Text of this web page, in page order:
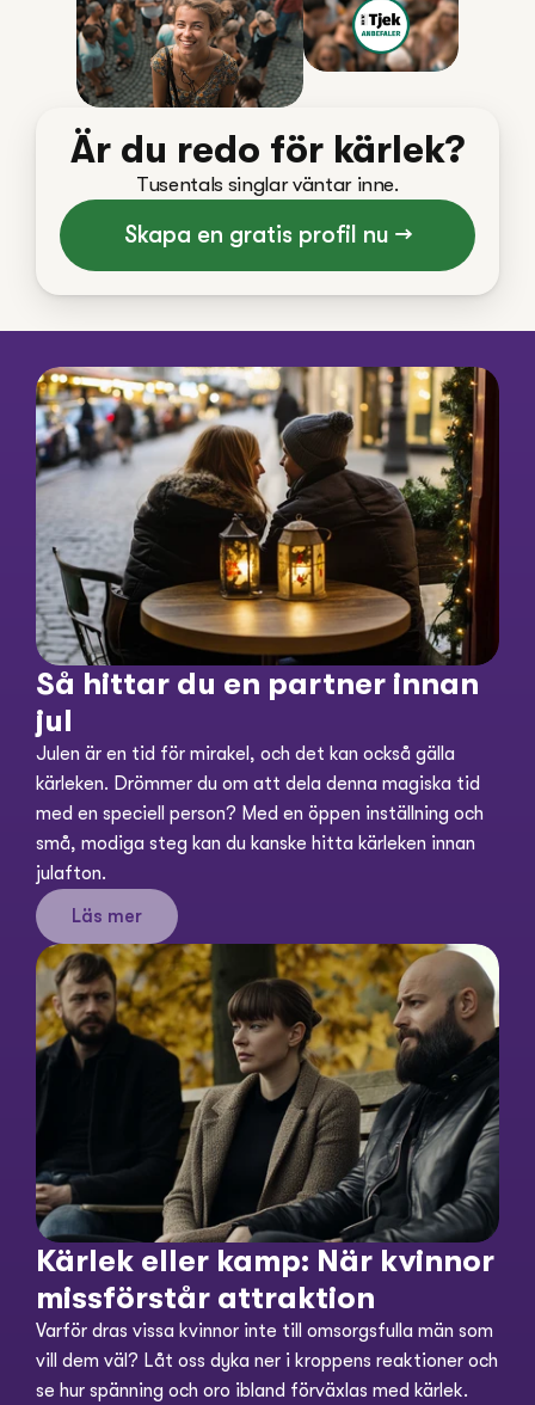
Är du redo för kärlek?
Tusentals singlar väntar inne.
Skapa en gratis profil nu →
Så hittar du en partner innan
jul
Julen är en tid för mirakel, och det kan också gälla
kärleken. Drömmer du om att dela denna magiska tid
med en speciell person? Med en öppen inställning och
små, modiga steg kan du kanske hitta kärleken innan
julafton.
Läs mer
Kärlek eller kamp: När kvinnor
missförstår attraktion
Varför dras vissa kvinnor inte till omsorgsfulla män som
vill dem väl? Låt oss dyka ner i kroppens reaktioner och
se hur spänning och oro ibland förväxlas med kärlek.